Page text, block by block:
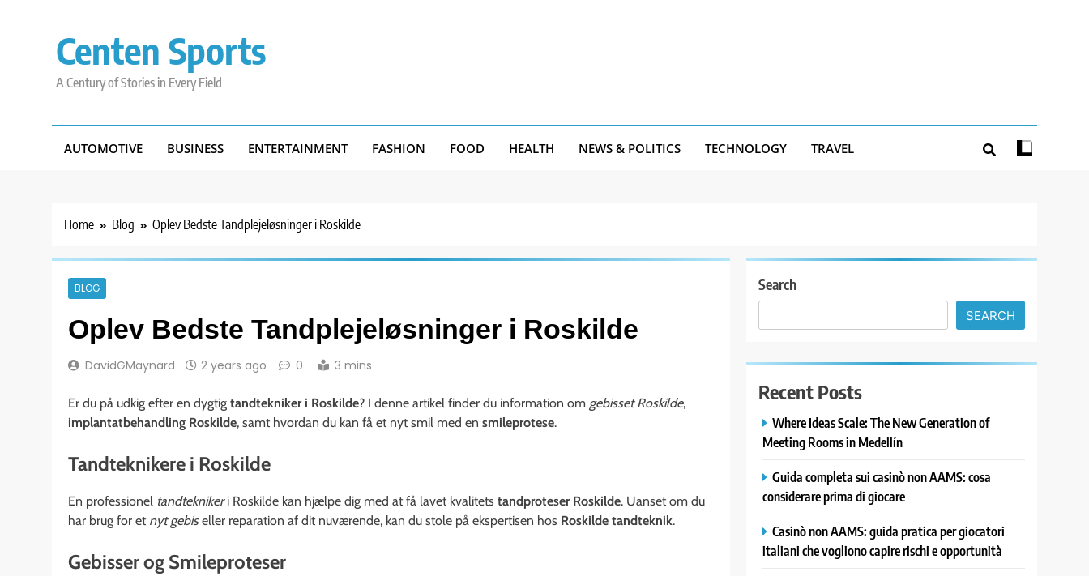
Centen Sports
A Century of Stories in Every Field
AUTOMOTIVE BUSINESS ENTERTAINMENT FASHION FOOD HEALTH NEWS & POLITICS TECHNOLOGY TRAVEL
Home Blog Oplev Bedste Tandplejeløsninger i Roskilde
BLOG
Oplev Bedste Tandplejeløsninger i Roskilde
DavidGMaynard 2 years ago 0 3 mins
Er du på udkig efter en dygtig tandtekniker i Roskilde? I denne artikel finder du information om gebisset Roskilde,
implantatbehandling Roskilde, samt hvordan du kan få et nyt smil med en smileprotese.
Tandteknikere i Roskilde
En professionel tandteknikeri Roskilde kan hjælpe dig med at få lavet kvalitets tandproteser Roskilde. Uanset om du
har brug for et nyt gebiseller reparation af dit nuværende, kan du stole på ekspertisen hos Roskilde tandteknik.
Gebisser og Smileproteser
Search
SEARCH
Recent Posts
Where Ideas Scale: The New Generation of
Meeting Rooms in Medellín
Guida completa sui casinò non AAMS: cosa
considerare prima di giocare
Casinò non AAMS: guida pratica per giocatori
italiani che vogliono capire rischi e opportunità